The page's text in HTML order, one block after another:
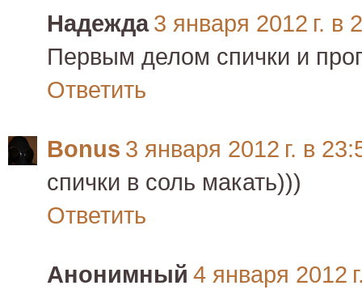
Надежда 3 января 2012 г. в
Первым делом спички и
Ответить
Bonus 3 января 2012 г. в
спички в соль макать)))
Ответить
Анонимный 4 января 2012